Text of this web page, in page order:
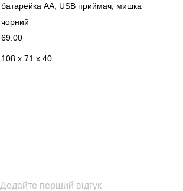
батарейка АА, USB приймач, мишка
чорний
69.00
108 x 71 x 40
Додайте перший відгук